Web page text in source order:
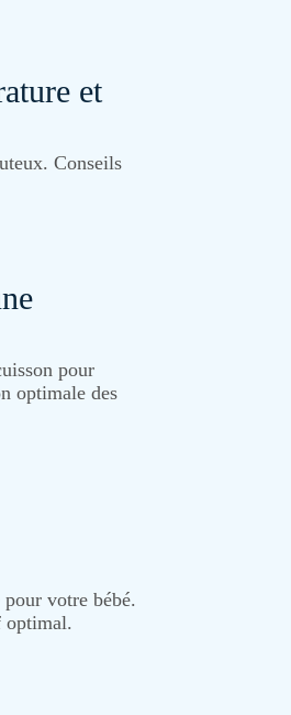
et
Conseils
pour
optimale des
votre bébé.
optimal.